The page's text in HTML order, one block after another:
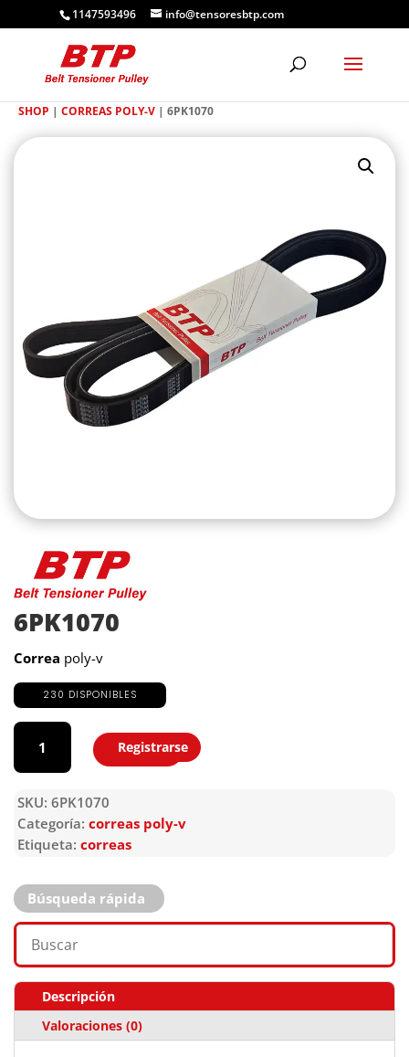
1147593496 info@tensoresbtp.com
SHOP | CORREAS POLY-V | 6PK1070
6PK1070
Correa poly-v
230 DISPONIBLES
6PK1070
cantidad
Agregar
Registrarse
SKU: 6PK1070
Categoría: correas poly-v
Etiqueta: correas
Búsqueda rápida
Descripción
Valoraciones (0)